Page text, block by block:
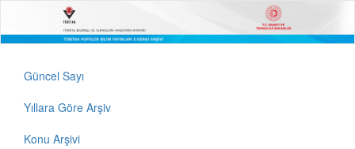
Güncel Sayı
Yıllara Göre Arşiv
Konu Arşivi